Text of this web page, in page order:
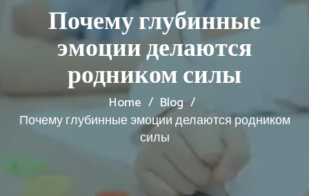
Почему глубинные
эмоции делаются
родником силы
Home
Blog
Почему глубинные эмоции делаются родником
силы